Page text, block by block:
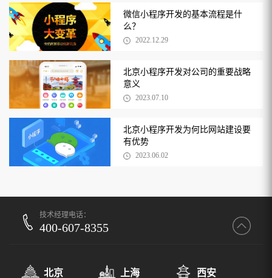
微信小程序开发的基本流程是什
么？
2022.12.29
北京小程序开发对公司的重要战略
意义
2023.07.10
北京小程序开发为何比网站建设要
有优势
2023.06.02
技术经理电话：
400-607-8355
北京 上海 西安